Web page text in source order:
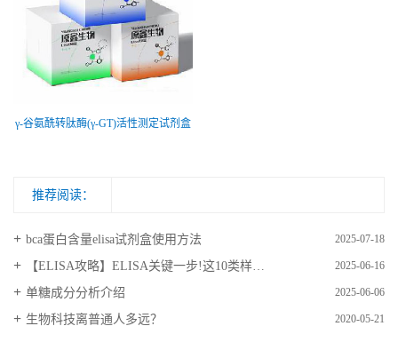
γ-谷氨酰转肽酶(γ-GT)活性测定试剂盒
推荐阅读：
bca蛋白含量elisa试剂盒使用方法 2025-07-18
【ELISA攻略】ELISA关键一步!这10类样品要如何处理? 2025-06-16
​单糖成分分析介绍 2025-06-06
生物科技离普通人多远？ 2020-05-21